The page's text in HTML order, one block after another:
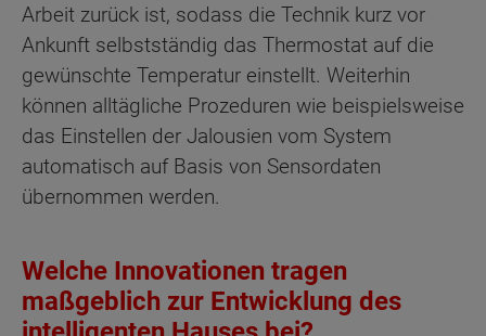
Arbeit zurück ist, sodass die Technik kurz vor
Ankunft selbstständig das Thermostat auf die
gewünschte Temperatur einstellt. Weiterhin
können alltägliche Prozeduren wie beispielsweise
das Einstellen der Jalousien vom System
automatisch auf Basis von Sensordaten
übernommen werden.
Welche Innovationen tragen
maßgeblich zur Entwicklung des